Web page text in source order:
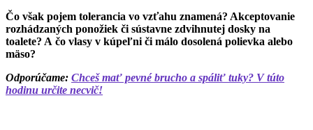
Čo však pojem tolerancia vo vzťahu znamená? Akceptovanie
rozhádzaných ponožiek či sústavne zdvihnutej dosky na
toalete? A čo vlasy v kúpeľni či málo dosolená polievka alebo
mäso?
Odporúčame: Chceš mať pevné brucho a spáliť tuky? V túto
hodinu určite necvič!